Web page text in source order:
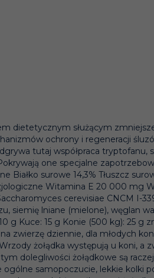
dietetycznym służącym
ochrony i regeneracji
tutaj współpraca
one specjalne
Białko surowe 14,3% Tłuszcz
Witamina E 20 000 mg
cerevisiae CNCM I-
siemię lniane (mielone), węglan
g Kuce: 15 g Konie (500 kg): 25
zwierzę dziennie, dla młodych
żołądka występują u koni, a
dolegliwości żołądkowe są
ogólne samopoczucie, lekkie kolki